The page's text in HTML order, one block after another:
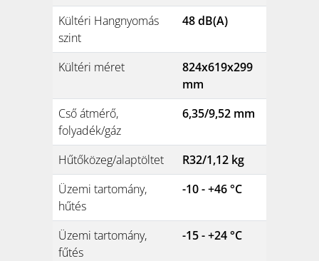
Kültéri Hangnyomás
szint
48 dB(A)
Kültéri méret
824x619x299
mm
Cső átmérő,
folyadék/gáz
6,35/9,52 mm
Hűtőközeg/alaptöltet
R32/1,12 kg
Üzemi tartomány,
hűtés
-10 - +46 °C
Üzemi tartomány,
fűtés
-15 - +24 °C